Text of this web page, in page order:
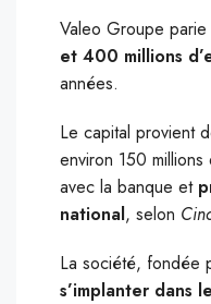
Valeo Groupe parie
et 400 millions
années.
Le capital provient
environ 150 millions
avec la banque et
national, selon
La société, fondée
s’implanter dans